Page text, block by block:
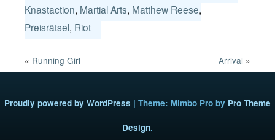
Knastaction, Martial Arts, Matthew Reese,
Preisrätsel, Riot
« Running Girl Arrival »
Proudly powered by WordPress | Theme: Mimbo Pro by Pro Theme
Design.